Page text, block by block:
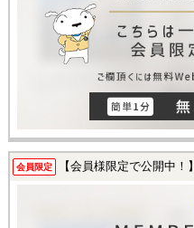
会員限定 【会員様限定で公開中！】